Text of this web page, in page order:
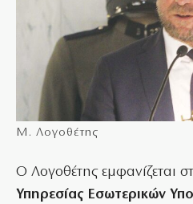
Μ. Λογοθέτης
Ο Λογοθέτης εμφανίζεται
Υπηρεσίας Εσωτερικών